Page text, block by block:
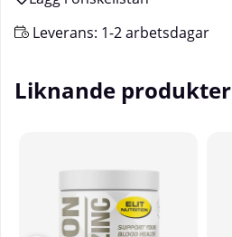
Leverans: 1-2 arbetsdagar
Liknande produkter